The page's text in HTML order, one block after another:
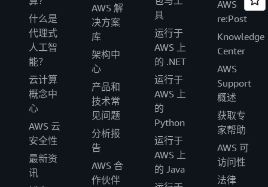
什么是
代理式
人工智
能？
云计算
概念中
心
AWS 云
安全性
最新资
讯
AWS 解
决方案
库
架构中
心
产品和
技术常
见问题
分析报
告
AWS 合
作伙伴
具
运行于
AWS 上
的 .NET
运行于
AWS 上
的
Python
运行于
AWS 上
的 Java
AWS
re:Post
Knowledge
Center
AWS
Support
概述
获取专
家帮助
AWS 可
访问性
法律